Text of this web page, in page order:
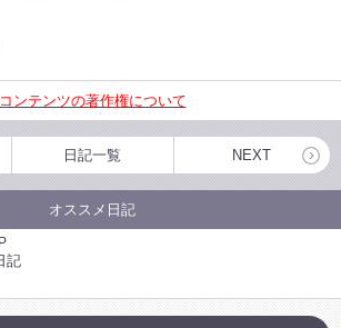
コンテンツの著作権について
日記一覧 NEXT
オススメ日記
記